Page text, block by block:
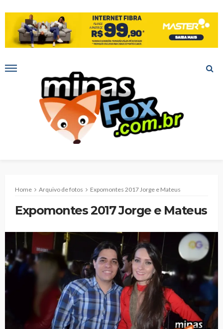
Home Arquivo de fotos Expomontes 2017 Jorge e Mateus
Expomontes 2017 Jorge e Mateus